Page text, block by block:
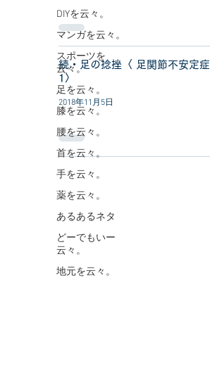
DIYを云々。
マンガを云々。
スポーツを
云々。
足を云々。
膝を云々。
腰を云々。
首を云々。
手を云々。
薬を云々。
あるあるネタ
どーでもいー
云々。
地元を云々。
続・足の捻挫〈 足関節不安定症
1〉
2018年11月5日